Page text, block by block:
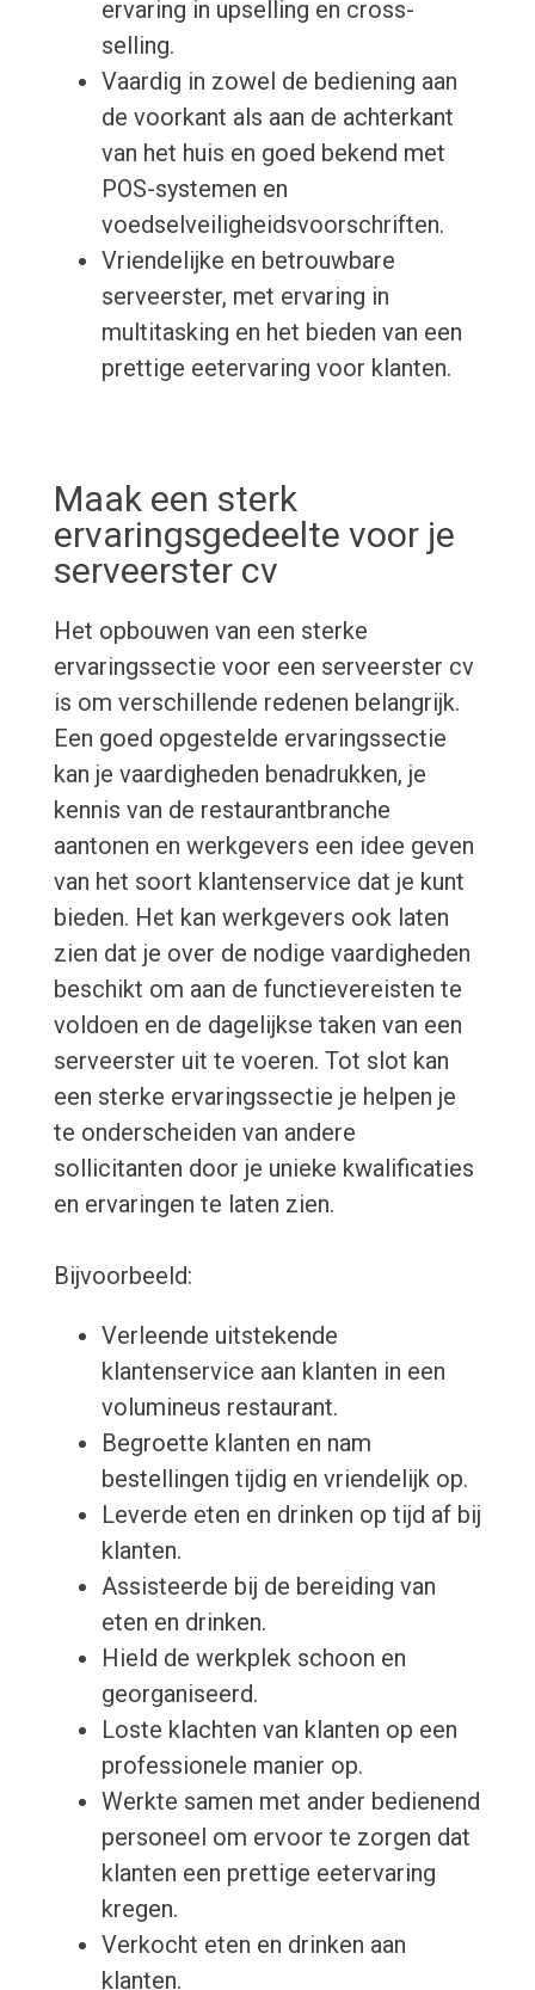
ervaring in upselling en cross-
selling.
Vaardig in zowel de bediening aan
de voorkant als aan de achterkant
van het huis en goed bekend met
POS-systemen en
voedselveiligheidsvoorschriften.
Vriendelijke en betrouwbare
serveerster, met ervaring in
multitasking en het bieden van een
prettige eetervaring voor klanten.
Maak een sterk
ervaringsgedeelte voor je
serveerster cv
Het opbouwen van een sterke
ervaringssectie voor een serveerster cv
is om verschillende redenen belangrijk.
Een goed opgestelde ervaringssectie
kan je vaardigheden benadrukken, je
kennis van de restaurantbranche
aantonen en werkgevers een idee geven
van het soort klantenservice dat je kunt
bieden. Het kan werkgevers ook laten
zien dat je over de nodige vaardigheden
beschikt om aan de functievereisten te
voldoen en de dagelijkse taken van een
serveerster uit te voeren. Tot slot kan
een sterke ervaringssectie je helpen je
te onderscheiden van andere
sollicitanten door je unieke kwalificaties
en ervaringen te laten zien.
Bijvoorbeeld:
Verleende uitstekende
klantenservice aan klanten in een
volumineus restaurant.
Begroette klanten en nam
bestellingen tijdig en vriendelijk op.
Leverde eten en drinken op tijd af bij
klanten.
Assisteerde bij de bereiding van
eten en drinken.
Hield de werkplek schoon en
georganiseerd.
Loste klachten van klanten op een
professionele manier op.
Werkte samen met ander bedienend
personeel om ervoor te zorgen dat
klanten een prettige eetervaring
kregen.
Verkocht eten en drinken aan
klanten.